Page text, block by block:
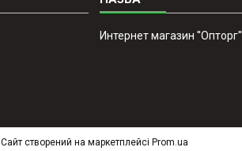
Интернет магазин ''Опторг''
Сайт створений на маркетплейсі Prom.ua